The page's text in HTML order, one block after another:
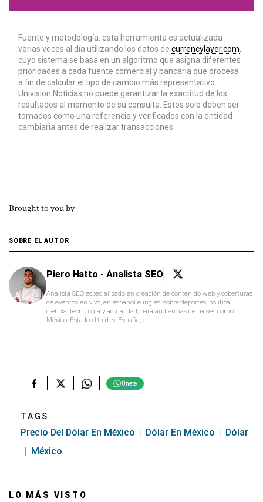
Brought to you by
SOBRE EL AUTOR
Piero Hatto - Analista SEO
Analista SEO especializado en creación de contenido web y coberturas
de eventos en vivo, en español e inglés, sobre deportes, política,
ciencia, tecnología y actualidad, para audiencias de países como
México, Estados Unidos, España, etc.
Únete
TAGS
Precio Del Dólar En México Dólar En México
Dólar
México
LO MÁS VISTO